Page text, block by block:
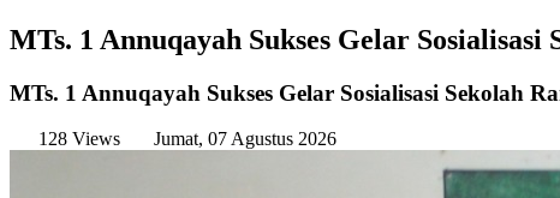
MTs. 1 Annuqayah Sukses Gelar Sosialisasi
MTs. 1 Annuqayah Sukses Gelar Sosialisasi Sekolah
128 Views Jumat, 07 Agustus 2026